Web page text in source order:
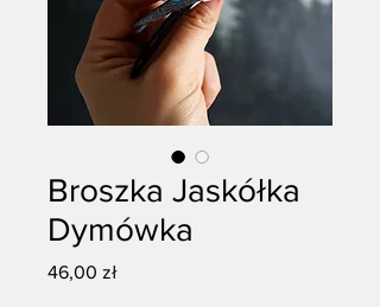
Broszka Jaskółka
Dymówka
46,00 złCena